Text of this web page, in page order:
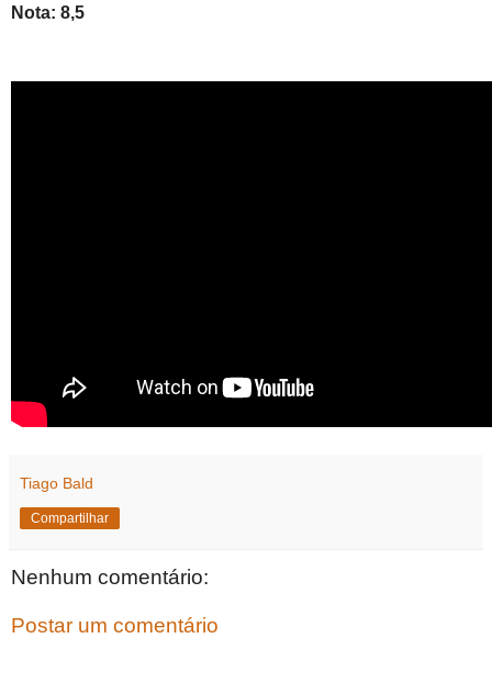
Nota: 8,5
Tiago Bald
Compartilhar
Nenhum comentário:
Postar um comentário